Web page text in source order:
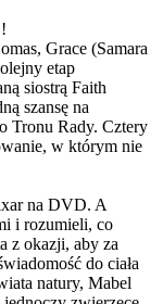
Grace (Samara
etap
siostrą Faith
szansę na
Tronu Rady. Cztery
w którym nie
na DVD. A
i rozumieli, co
z okazji, aby za
do ciała
natury, Mabel